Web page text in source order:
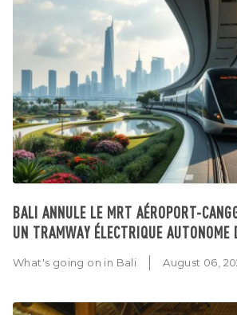
BALI ANNULE LE MRT AÉROPORT-
UN TRAMWAY ÉLECTRIQUE
What's going on in Bali August 06,